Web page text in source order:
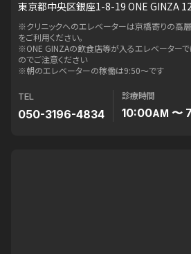
東京都中央区銀座1-8-19 ONE GINZA
※クリニックへのエレベーターは京橋寄りの高
をご利用ください。
※ONE GINZAの飲食店等が入るエレベーター
のでご注意ください
※朝のエレベーターの稼働は9:50〜です
TEL
050-3196-4834
診療時間
10:00AM 〜